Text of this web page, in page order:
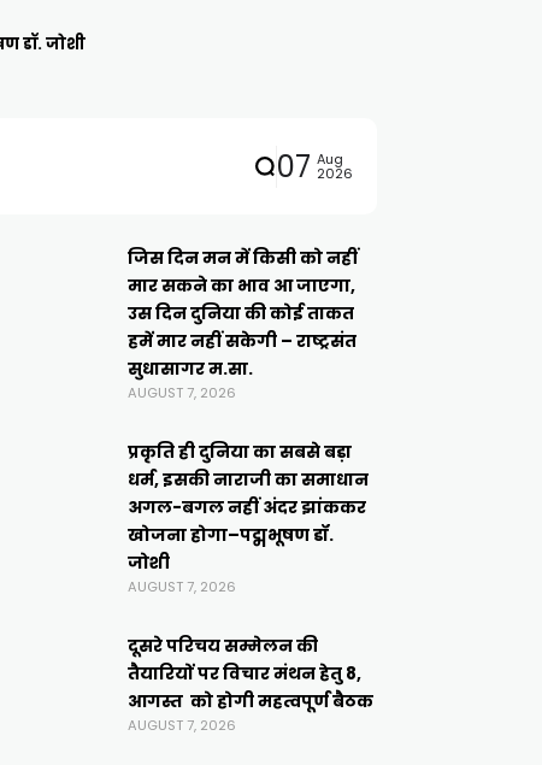
डॉ. जोशी
07 Aug
2026
जिस दिन मन में किसी को नहीं
मार सकने का भाव आ जाएगा,
उस दिन दुनिया की कोई ताकत
हमें मार नहीं सकेगी – राष्ट्रसंत
सुधासागर म.सा.
AUGUST 7, 2026
प्रकृति ही दुनिया का सबसे बड़ा
धर्म, इसकी नाराजी का समाधान
अगल-बगल नहीं अंदर झांककर
खोजना होगा–पद्मभूषण डॉ.
जोशी
AUGUST 7, 2026
दूसरे परिचय सम्मेलन की
तैयारियों पर विचार मंथन हेतु 8,
आगस्त को होगी महत्वपूर्ण बैठक
AUGUST 7, 2026